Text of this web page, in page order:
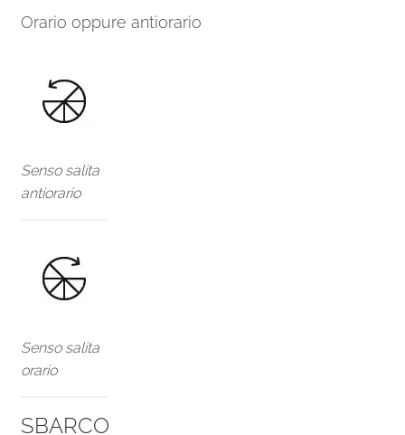
Orario oppure antiorario
Senso salita
antiorario
Senso salita
orario
SBARCO